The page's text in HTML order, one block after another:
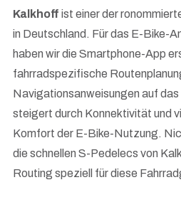
Kalkhoff ist einer der
in Deutschland. Für das E-Bike-
haben wir die Smartphone-App
fahrradspezifische
Navigationsanweisungen auf das
steigert durch Konnektivität und
Komfort der E-Bike-Nutzung.
die schnellen S-Pedelecs von
Routing speziell für diese